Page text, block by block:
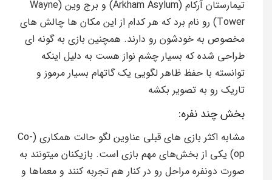
تیمارستان آرکام (Arkham Asylum) و برج وین (Wayne
Tower) رو نام برد که هر کدام از این مکان ها چالش های
مخصوص به خودشون رو دارند. همچنین بازی به گونه ای
طراحی شده که بسیار چشم نواز هست به دلیل اینکه
توانسته با حفظ ظاهر لگویی یک گاتهام بسیار مرموز و
تاریک رو به تصویر بکشه
بخش چند نفره:
مشابه اکثر بازی های قبلی عناوین لگو حالت همکاری (Co-
op) یکی از بخش‌های مهم بازی است. بازیکنان میتونند به
صورت دونفره مراحل رو در کنار هم تجربه کنند و معماها و